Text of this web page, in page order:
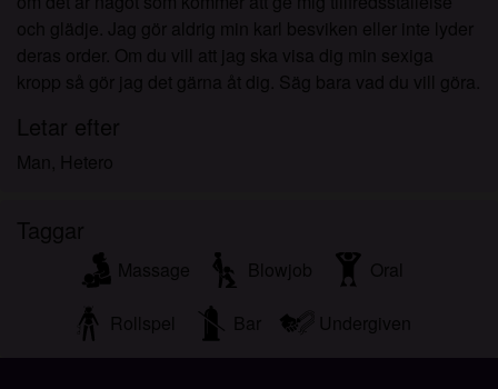
och glädje. Jag gör aldrig min karl besviken eller inte lyder
deras order. Om du vill att jag ska visa dig min sexiga
kropp så gör jag det gärna åt dig. Säg bara vad du vill göra.
Letar efter
Man, Hetero
Taggar
Massage Blowjob Oral
Rollspel Bar Undergiven